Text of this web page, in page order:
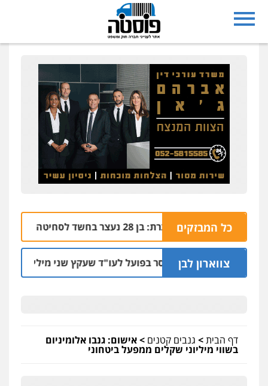
כל המבזקים
נצרת: בן 28 נעצר בחשד לסחיטה באיומים מטלפון שאינו שלו
צווארון לבן
מאסר בפועל לעו"ד שעקץ שני מיליון שקל על דירה
דף הבית> גנבים קטנים >אישום: גנבו אלומיניום
בשווי מיליוני שקלים ממפעל ביטחוני